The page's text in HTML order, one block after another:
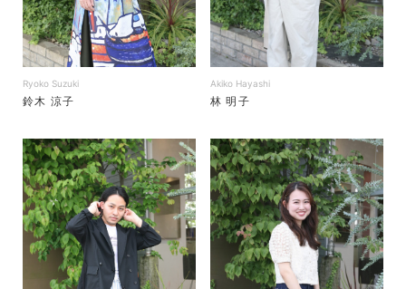
Ryoko Suzuki
鈴木 涼子
Akiko Hayashi
林 明子